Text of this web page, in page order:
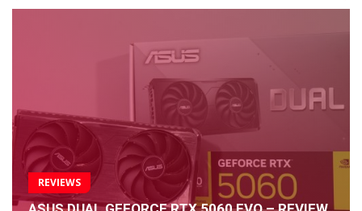
REVIEWS